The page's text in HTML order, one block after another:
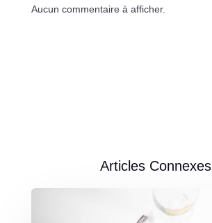
Aucun commentaire à afficher.
Articles Connexes